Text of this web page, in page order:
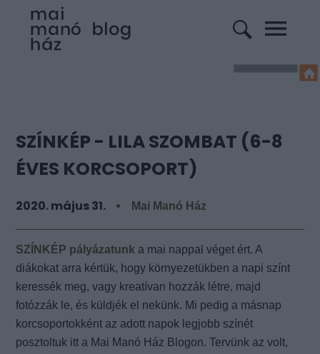
SZÍNKÉP - LILA SZOMBAT (6-8
ÉVES KORCSOPORT)
2020. május 31. Mai Manó Ház
SZÍNKÉP pályázatunk a mai nappal véget ért. A
diákokat arra kértük, hogy környezetükben a napi színt
keressék meg, vagy kreatívan hozzák létre, majd
fotózzák le, és küldjék el nekünk. Mi pedig a másnap
korcsoportokként az adott napok legjobb színét
posztoltuk itt a Mai Manó Ház Blogon. Tervünk az volt,